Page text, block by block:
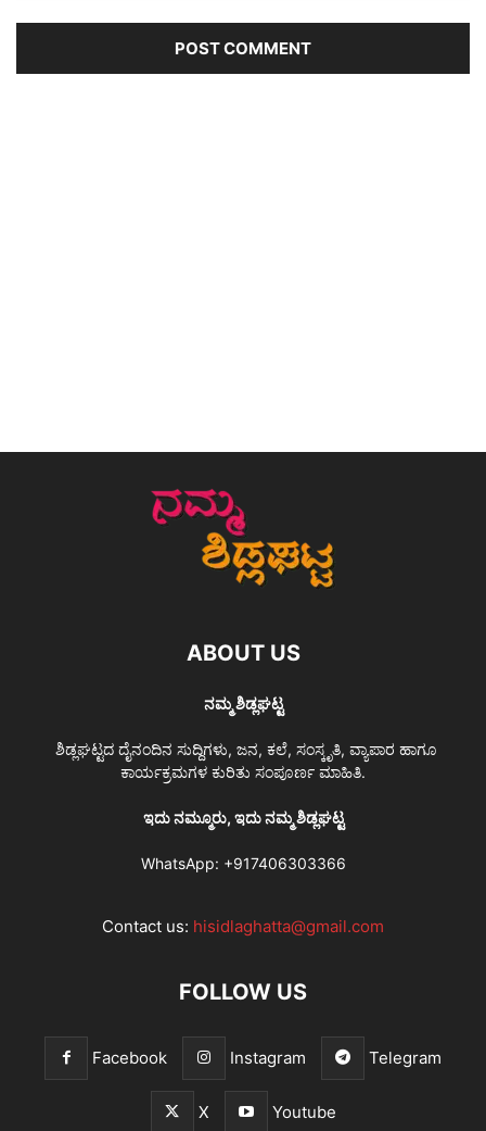
ABOUT US
ನಮ್ಮ ಶಿಡ್ಲಘಟ್ಟ
ಶಿಡ್ಲಘಟ್ಟದ ದೈನಂದಿನ ಸುದ್ದಿಗಳು, ಜನ, ಕಲೆ, ಸಂಸ್ಕೃತಿ, ವ್ಯಾಪಾರ ಹಾಗೂ
ಕಾರ್ಯಕ್ರಮಗಳ ಕುರಿತು ಸಂಪೂರ್ಣ ಮಾಹಿತಿ.
ಇದು ನಮ್ಮೂರು, ಇದು ನಮ್ಮ ಶಿಡ್ಲಘಟ್ಟ
WhatsApp: +917406303366
Contact us: hisidlaghatta@gmail.com
FOLLOW US
Facebook Instagram Telegram
X Youtube